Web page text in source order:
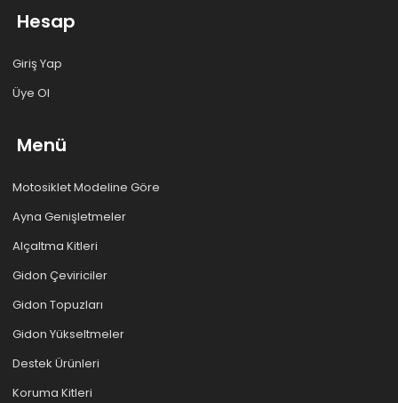
Hesap
Giriş Yap
Üye Ol
Menü
Motosiklet Modeline Göre
Ayna Genişletmeler
Alçaltma Kitleri
Gidon Çeviriciler
Gidon Topuzları
Gidon Yükseltmeler
Destek Ürünleri
Koruma Kitleri